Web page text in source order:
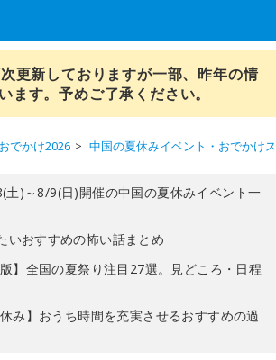
更新しておりますが一部、昨年の情
ます。予めご了承ください。
でかけ2026 中国の夏休みイベント・おでかけ
土)～8/9(日)開催の中国の夏休みイベント一
いおすすめの怖い話まとめ
版】全国の夏祭り注目27選。見どころ・日程
休み】おうち時間を充実させるおすすめの過